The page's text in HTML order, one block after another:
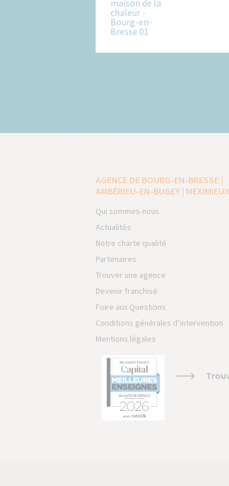
AGENCE DE BOURG-EN-BRESSE |
AMBÉRIEU-EN-BUGEY | MEXIMIEUX
Qui sommes-nous
Actualités
Notre charte qualité
Partenaires
Trouver une agence
Devenir franchisé
Foire aux Questions
Conditions générales d’intervention
Mentions légales